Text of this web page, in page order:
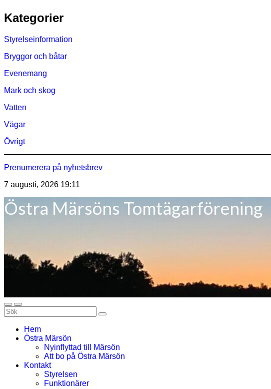
Hoppa
till
Kategorier
Styrelseinformation
Bryggor och båtar
Evenemang
Mark och skog
Vatten
Vägar
Övrigt
Prenumerera på nyhetsbrev
7 augusti, 2026 19:11
Östra Märsöns Tomtägarförening
Hem
Östra Märsön
Nyinflyttad till Märsön
Att bo på Östra Märsön
Kontakt
Styrelsen
Funktionärer